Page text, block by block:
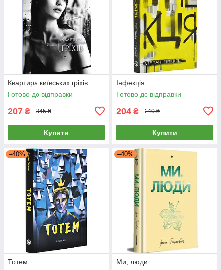
Квартира київських гріхів
Готово до відправки
207 ₴ 345 ₴
Купити
Інфекція
Готово до відправки
204 ₴ 340 ₴
Купити
–40%
Тотем
–40%
Ми, люди